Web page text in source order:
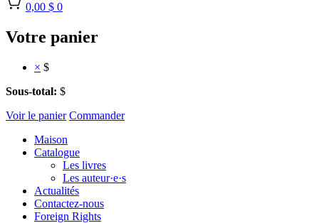
0,00 $ 0
Votre panier
× $
Sous-total: $
Voir le panier Commander
Maison
Catalogue
Les livres
Les auteur·e·s
Actualités
Contactez-nous
Foreign Rights